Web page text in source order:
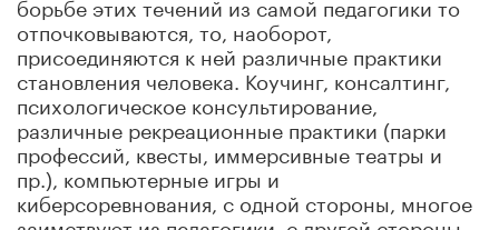
отпочковываются, то, наоборот,
присоединяются к ней различные практики
становления человека. Коучинг, консалтинг,
психологическое консультирование,
различные рекреационные практики (парки
профессий, квесты, иммерсивные театры и
пр.), компьютерные игры и
киберсоревнования, с одной стороны, многое